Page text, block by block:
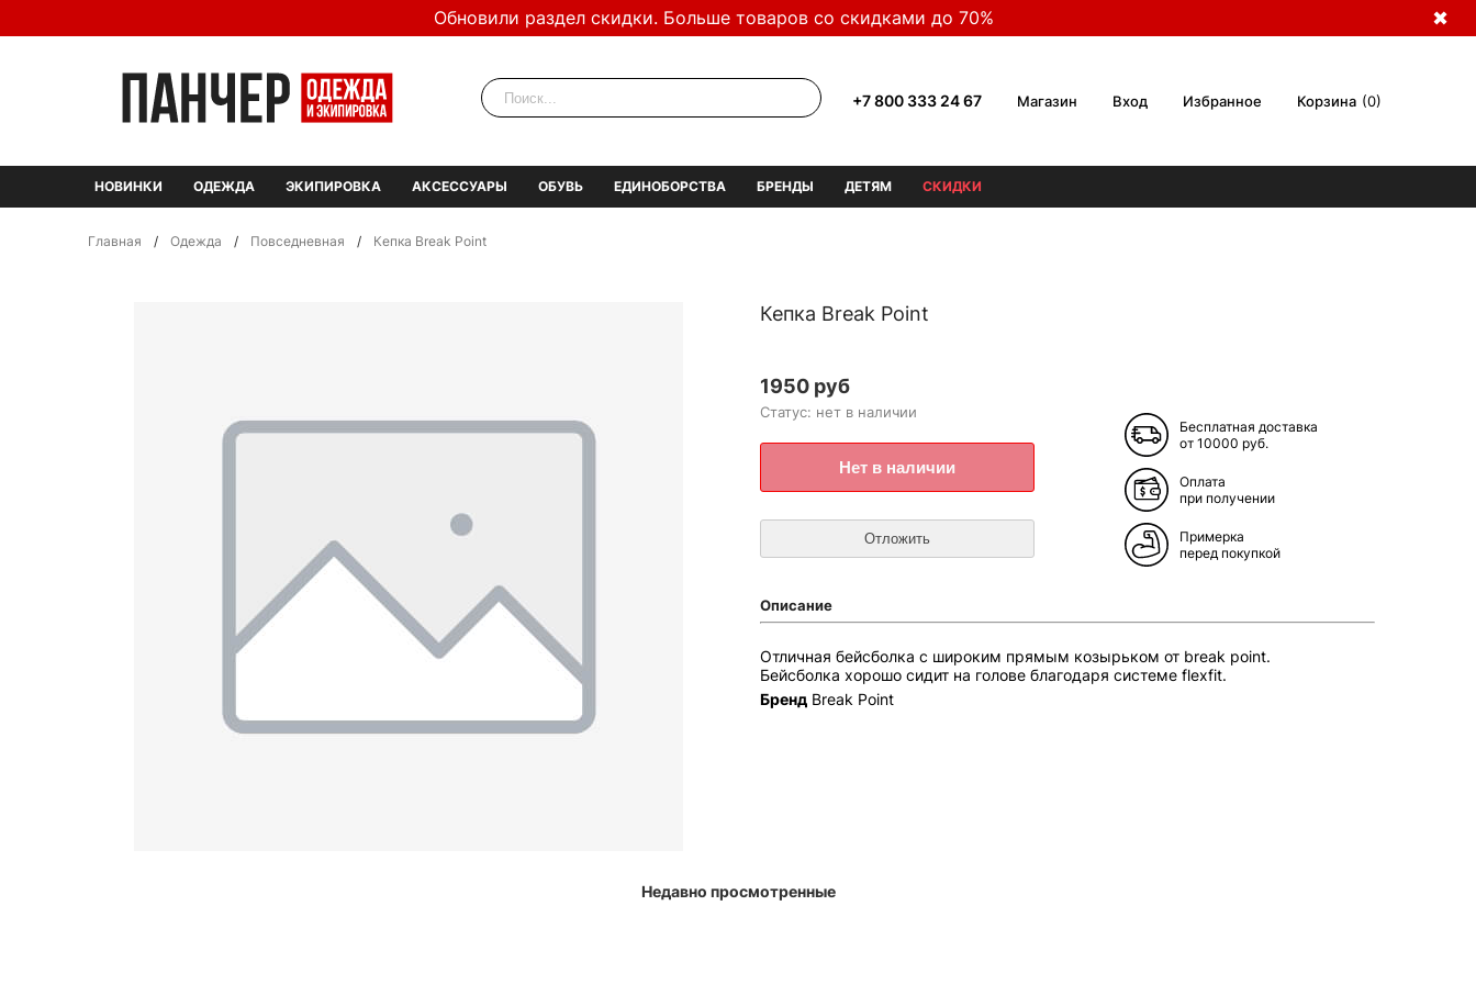
Обновили раздел скидки. Больше товаров со скидками до 70% ✖
+7 800 333 24 67 Магазин Вход Избранное Корзина 0
НОВИНКИ ОДЕЖДА ЭКИПИРОВКА АКСЕССУАРЫ ОБУВЬ ЕДИНОБОРСТВА БРЕНДЫ ДЕТЯМ СКИДКИ
Главная / Одежда / Повседневная / Кепка Break Point
Кепка Break Point
1950 руб
Статус: нет в наличии
Бесплатная доставка
от 10000 руб.
Оплата
при получении
Примерка
перед покупкой
Описание
Отличная бейсболка с широким прямым козырьком от break point.
Бейсболка хорошо сидит на голове благодаря системе flexfit.
Бренд Break Point
Недавно просмотренные